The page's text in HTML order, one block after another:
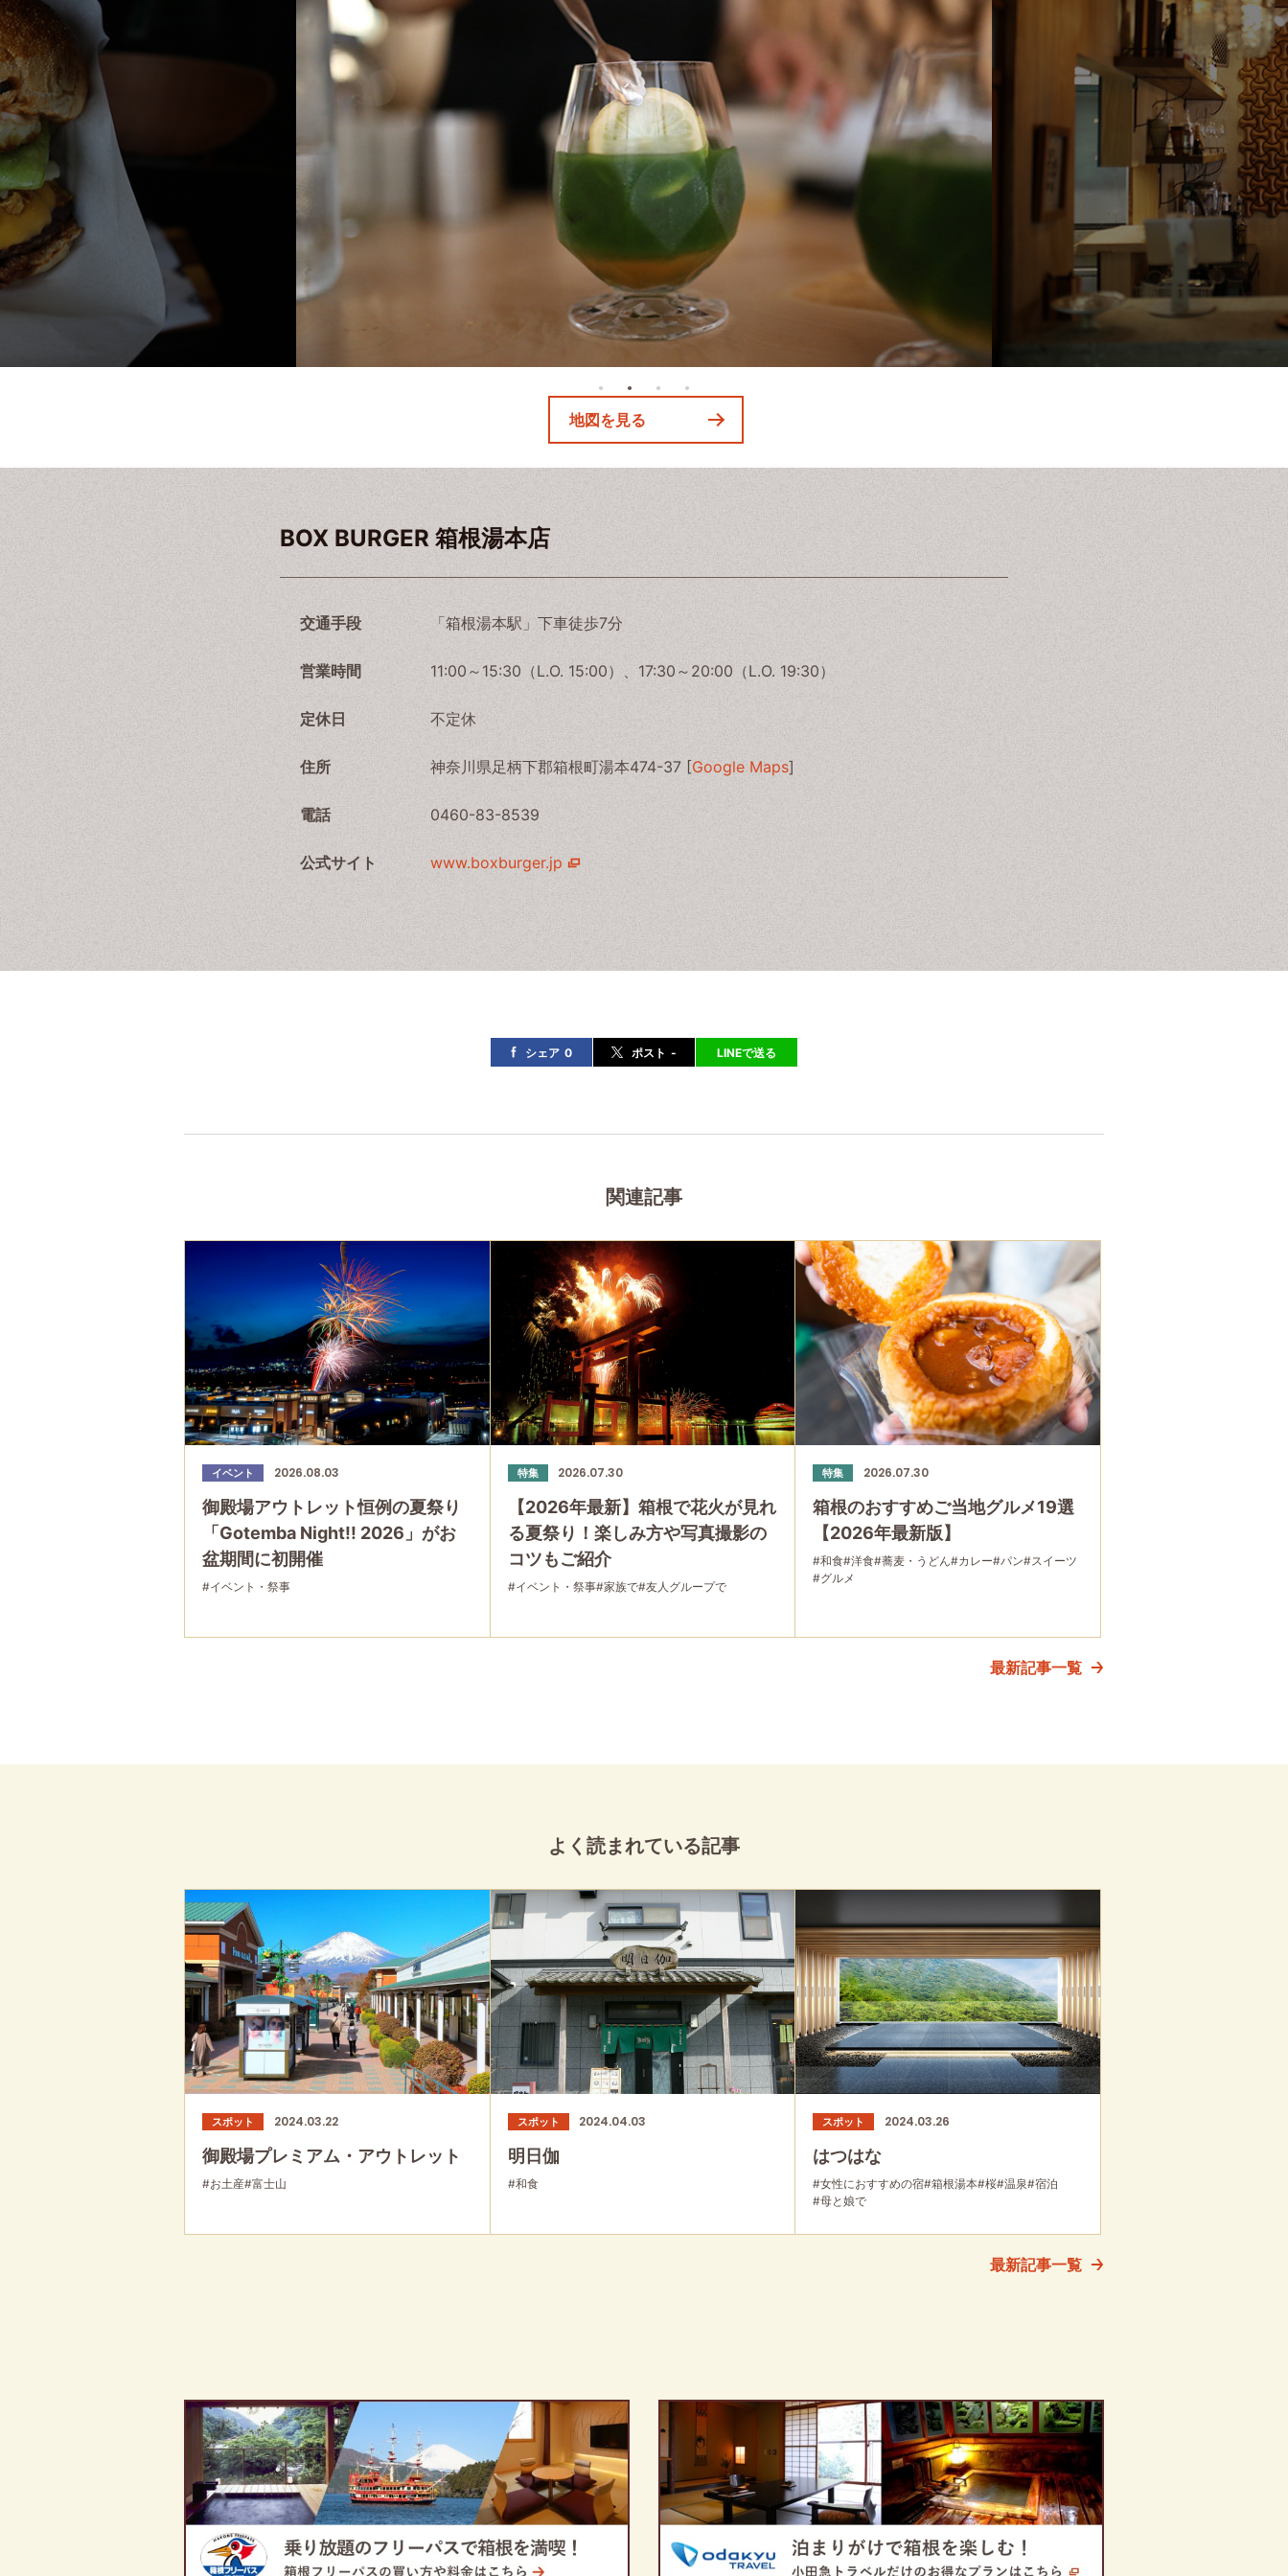
地図を見る
BOX BURGER 箱根湯本店
交通手段 「箱根湯本駅」下車徒歩7分
営業時間 11:00～15:30（L.O. 15:00）、17:30～20:00（L.O. 19:30）
定休日 不定休
住所 神奈川県足柄下郡箱根町湯本474-37 [Google Maps]
電話 0460-83-8539
公式サイト www.boxburger.jp
シェア 0 ポスト - LINEで送る
関連記事
イベント 2026.08.03
御殿場アウトレット恒例の夏祭り
「Gotemba Night!! 2026」がお
盆期間に初開催
#イベント・祭事
特集 2026.07.30
【2026年最新】箱根で花火が見れ
る夏祭り！楽しみ方や写真撮影の
コツもご紹介
#イベント・祭事#家族で#友人グループで
特集 2026.07.30
箱根のおすすめご当地グルメ19選
【2026年最新版】
#和食#洋食#蕎麦・うどん#カレー#パン#スイーツ
#グルメ
最新記事一覧
よく読まれている記事
スポット 2024.03.22
御殿場プレミアム・アウトレット
#お土産#富士山
スポット 2024.04.03
明日伽
#和食
スポット 2024.03.26
はつはな
#女性におすすめの宿#箱根湯本#桜#温泉#宿泊
#母と娘で
最新記事一覧